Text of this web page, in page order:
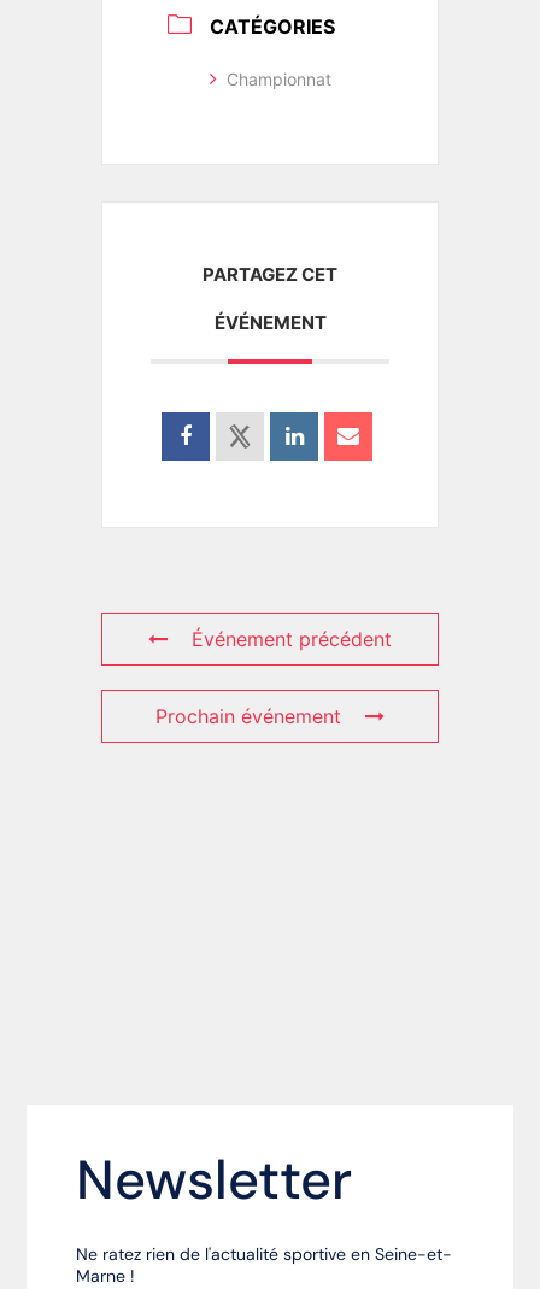
CATÉGORIES
Championnat
PARTAGEZ CET
ÉVÉNEMENT
Événement précédent
Prochain événement
Newsletter
Ne ratez rien de l'actualité sportive en Seine-et-
Marne !